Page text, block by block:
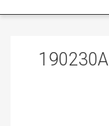
190230A